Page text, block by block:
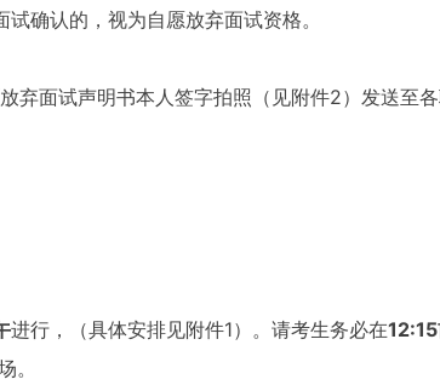
确认的，视为自愿放弃面试资格。
弃面试声明书本人签字拍照（见附件2）发送至各
进行，（具体安排见附件1）。请考生务必在12:15
。